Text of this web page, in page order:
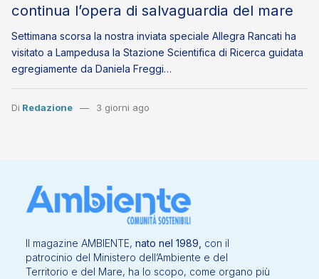
continua l’opera di salvaguardia del mare
Settimana scorsa la nostra inviata speciale Allegra Rancati ha
visitato a Lampedusa la Stazione Scientifica di Ricerca guidata
egregiamente da Daniela Freggi…
Di Redazione 3 giorni ago
Il magazine AMBIENTE, nato nel 1989, con il
patrocinio del Ministero dell’Ambiente e del
Territorio e del Mare, ha lo scopo, come organo più